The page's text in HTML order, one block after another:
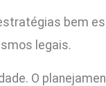
bem
legais.
O